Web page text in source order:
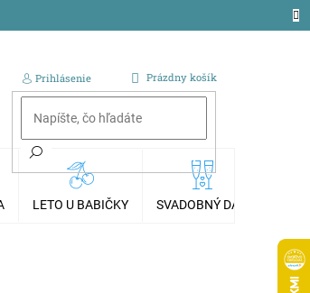
Prihlásenie
NÁKUPNÝ
KOŠÍK
Prázdny košík
LETO U BABIČKY SVADOBNÝ DAR